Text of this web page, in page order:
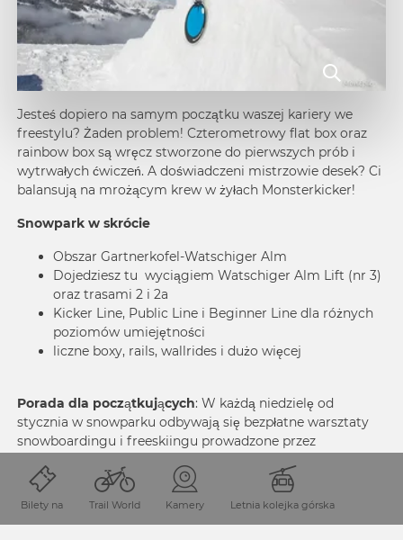
Bilety na Trail World Kamery Letnia kolejka górska
Jesteś dopiero na samym początku waszej kariery we
freestylu? Żaden problem! Czterometrowy flat box oraz
rainbow box są wręcz stworzone do pierwszych prób i
wytrwałych ćwiczeń. A doświadczeni mistrzowie desek? Ci
balansują na mrożącym krew w żyłach Monsterkicker!
Snowpark w skrócie
Obszar Gartnerkofel-Watschiger Alm
Dojedziesz tu wyciągiem Watschiger Alm Lift (nr 3)
oraz trasami 2 i 2a
Kicker Line, Public Line i Beginner Line dla różnych
poziomów umiejętności
liczne boxy, rails, wallrides i dużo więcej
Porada dla początkujących: W każdą niedzielę od
stycznia w snowparku odbywają się bezpłatne warsztaty
snowboardingu i freeskiingu prowadzone przez